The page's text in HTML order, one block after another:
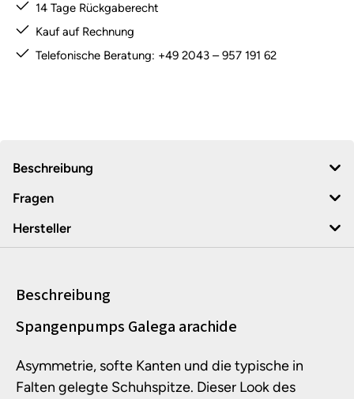
14 Tage Rückgaberecht
Kauf auf Rechnung
Telefonische Beratung: +49 2043 – 957 191 62
Beschreibung
Fragen
Hersteller
Beschreibung
Produktinformationen
Spangenpumps Galega arachide
Asymmetrie, softe Kanten und die typische in
Falten gelegte Schuhspitze. Dieser Look des